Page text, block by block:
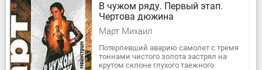
В чужом ряду. Первый этап.
Чертова дюжина
Март Михаил
Потерпевший аварию самолет с тремя
тоннами чистого золота застрял на
крутом склоне глухого таежного